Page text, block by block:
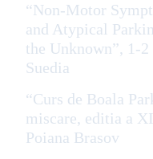
“Non-Motor
and Atypical
the Unknown”, 1-
Suedia
“Curs de Boala
miscare, editia a
Poiana Brasov